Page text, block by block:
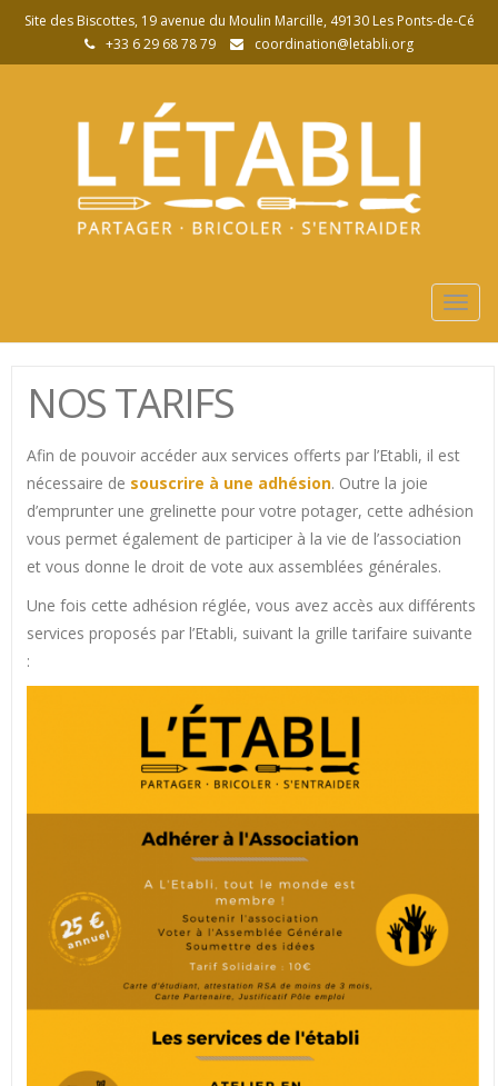
Site des Biscottes, 19 avenue du Moulin Marcille, 49130 Les Ponts-de-Cé
+33 6 29 68 78 79
coordination@letabli.org
NOS TARIFS
Afin de pouvoir accéder aux services offerts par l’Etabli, il est
nécessaire de souscrire à une adhésion. Outre la joie
d’emprunter une grelinette pour votre potager, cette adhésion
vous permet également de participer à la vie de l’association
et vous donne le droit de vote aux assemblées générales.
Une fois cette adhésion réglée, vous avez accès aux différents
services proposés par l’Etabli, suivant la grille tarifaire suivante
: